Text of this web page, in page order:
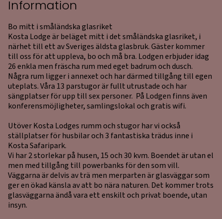
Information
Bo mitt i småländska glasriket
Kosta Lodge är beläget mitt i det småländska glasriket, i
närhet till ett av Sveriges äldsta glasbruk. Gäster kommer
till oss för att uppleva, bo och må bra. Lodgen erbjuder idag
26 enkla men fräscha rum med eget badrum och dusch.
Några rum ligger i annexet och har därmed tillgång till egen
uteplats. Våra 13 parstugor är fullt utrustade och har
sängplatser för upp till sex personer. På Lodgen finns även
konferensmöjligheter, samlingslokal och gratis wifi.
Utöver Kosta Lodges rumm och stugor har vi också
ställplatser för husbilar och 3 fantastiska trädus inne i
Kosta Safaripark.
Vi har 2 storlekar på husen, 15 och 30 kvm. Boendet är utan el
men med tillgång till powerbanks för den som vill.
Väggarna är delvis av trä men merparten är glasväggar som
ger en ökad känsla av att bo nära naturen. Det kommer trots
glasväggarna ändå vara ett enskilt och privat boende, utan
insyn.